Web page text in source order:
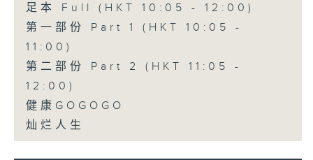
足本 Full (HKT 10:05 - 12:00)
第一部份 Part 1 (HKT 10:05 -
11:00)
第二部份 Part 2 (HKT 11:05 -
12:00)
健康GOGOGO
灿烂人生